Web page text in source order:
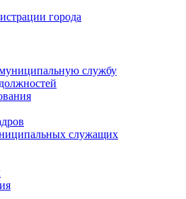
города
службу
служащих